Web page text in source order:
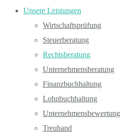
Unsere Leistungen
Wirtschaftsprüfung
Steuerberatung
Rechtsberatung
Unternehmensberatung
Finanzbuchhaltung
Lohnbuchhaltung
Unternehmensbewertung
Treuhand